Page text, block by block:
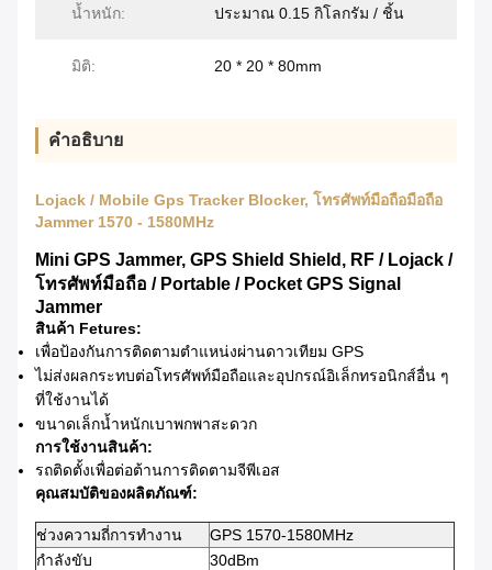
น้ำหนัก: ประมาณ 0.15 กิโลกรัม / ชิ้น
มิติ: 20 * 20 * 80mm
คำอธิบาย
Lojack / Mobile Gps Tracker Blocker, โทรศัพท์มือถือมือถือ
Jammer 1570 - 1580MHz
Mini GPS Jammer, GPS Shield Shield, RF / Lojack /
โทรศัพท์มือถือ / Portable / Pocket GPS Signal
Jammer
สินค้า Fetures:
เพื่อป้องกันการติดตามตำแหน่งผ่านดาวเทียม GPS
ไม่ส่งผลกระทบต่อโทรศัพท์มือถือและอุปกรณ์อิเล็กทรอนิกส์อื่น ๆ
ที่ใช้งานได้
ขนาดเล็กน้ำหนักเบาพกพาสะดวก
การใช้งานสินค้า:
รถติดตั้งเพื่อต่อต้านการติดตามจีพีเอส
คุณสมบัติของผลิตภัณฑ์:
ช่วงความถี่การทำงาน
GPS 1570-1580MHz
กำลังขับ
30dBm